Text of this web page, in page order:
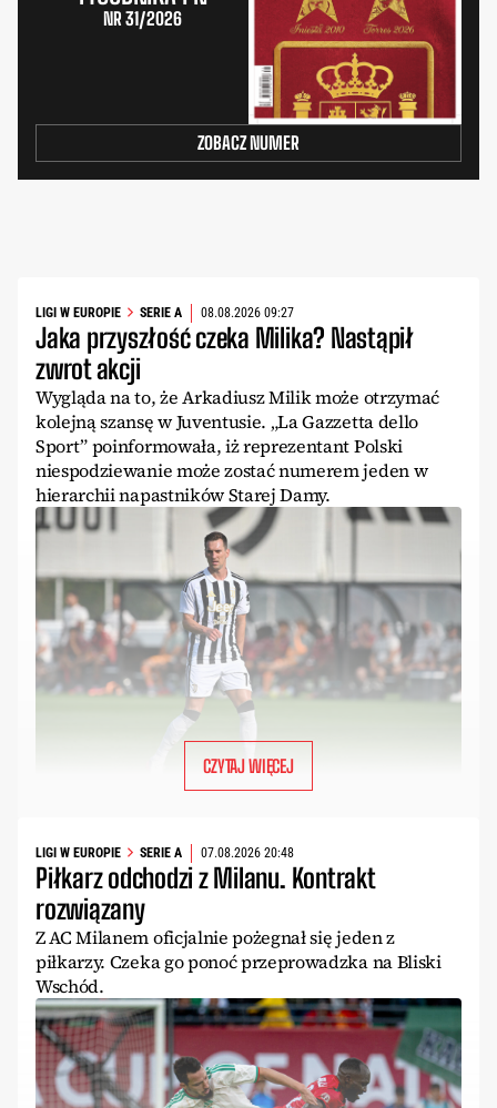
NR 31/2026
ZOBACZ NUMER
LIGI W EUROPIE SERIE A 08.08.2026 09:27
Jaka przyszłość czeka Milika? Nastąpił
zwrot akcji
Wygląda na to, że Arkadiusz Milik może otrzymać
kolejną szansę w Juventusie. „La Gazzetta dello
Sport” poinformowała, iż reprezentant Polski
niespodziewanie może zostać numerem jeden w
hierarchii napastników Starej Damy.
CZYTAJ WIĘCEJ
LIGI W EUROPIE SERIE A 07.08.2026 20:48
Piłkarz odchodzi z Milanu. Kontrakt
rozwiązany
Z AC Milanem oficjalnie pożegnał się jeden z
piłkarzy. Czeka go ponoć przeprowadzka na Bliski
Wschód.